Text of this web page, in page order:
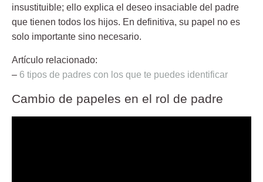
insustituible; ello explica el deseo insaciable del padre
que tienen todos los hijos. En definitiva, su papel no es
solo importante sino necesario.
Artículo relacionado:
– 6 tipos de padres con los que te puedes identificar
Cambio de papeles en el rol de padre